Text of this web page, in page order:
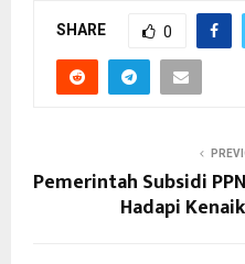
SHARE 0
Pemerintah Subsidi
Hadapi